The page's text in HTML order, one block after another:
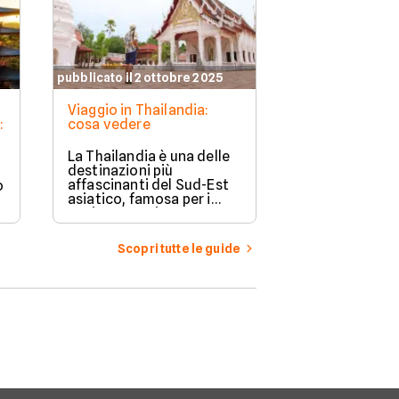
pubblicato il 2 ottobre 2025
Viaggio in Thailandia:
cosa vedere
La Thailandia è una delle
destinazioni più
affascinanti del Sud-Est
asiatico, famosa per i
suoi paesaggi
mozzafiato, le spiagge da
sogno, i templi storici e la
cultura vibrante.
Scopri tutte le guide